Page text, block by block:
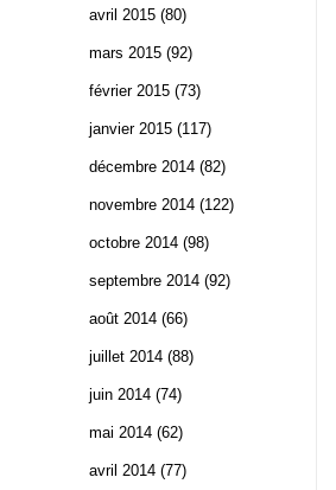
avril 2015 (80)
mars 2015 (92)
février 2015 (73)
janvier 2015 (117)
décembre 2014 (82)
novembre 2014 (122)
octobre 2014 (98)
septembre 2014 (92)
août 2014 (66)
juillet 2014 (88)
juin 2014 (74)
mai 2014 (62)
avril 2014 (77)